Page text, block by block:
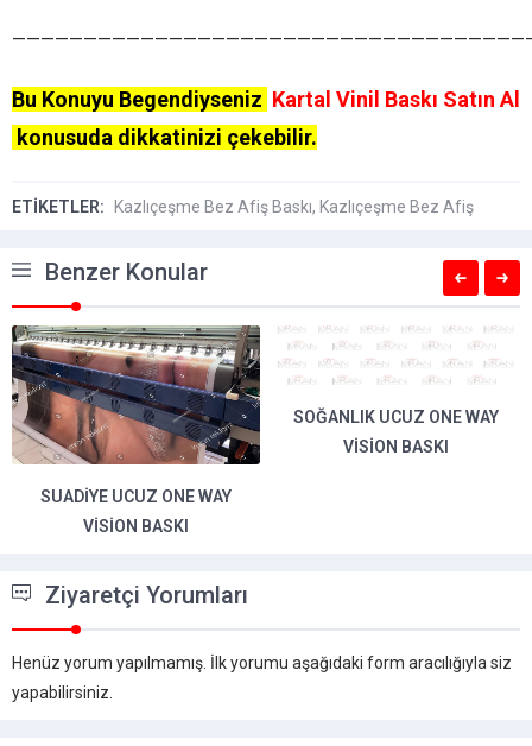
Bu Konuyu Begendiyseniz Kartal Vinil Baskı Satın Al
konusuda dikkatinizi çekebilir.
ETİKETLER: Kazlıçeşme Bez Afiş Baskı, Kazlıçeşme Bez Afiş
Benzer Konular
SOĞANLIK UCUZ ONE WAY
VISION BASKI
Ziyaretçi Yorumları
Henüz yorum yapılmamış. İlk yorumu aşağıdaki form aracılığıyla siz
yapabilirsiniz.